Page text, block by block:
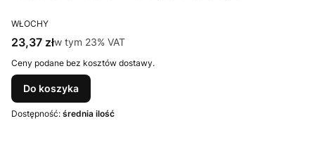
PRODUCENT
WŁOCHY
Cena brutto
23,37 złw tym %s VAT
w tym 23% VAT
Ceny podane bez kosztów dostawy.
Do koszyka
Dostępność: średnia ilość